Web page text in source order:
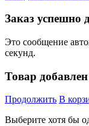
Заказ успешно
Это сообщение
секунд.
Товар
Продолжить В
Выберите хотя бы